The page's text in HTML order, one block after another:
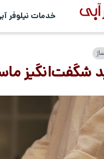
خدمات نیلوفر
شگفت‌انگیز